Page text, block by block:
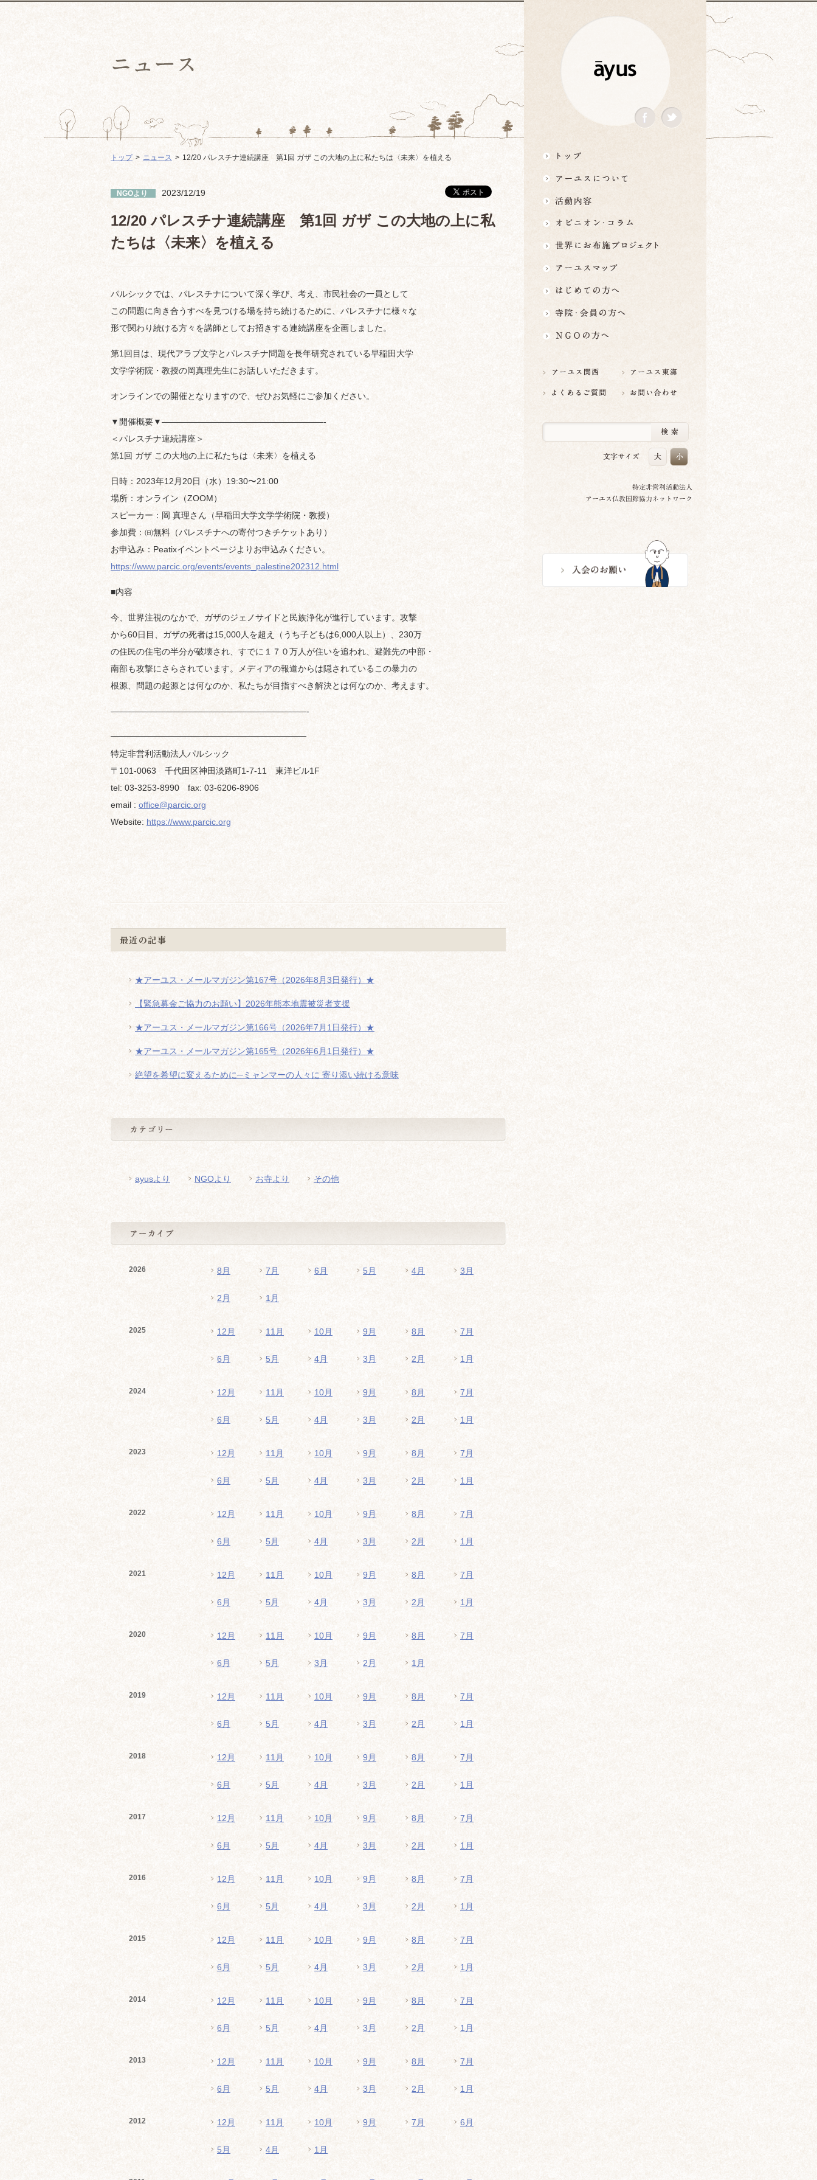
トップ ニュース 12/20 パレスチナ連続講座 第1回 ガザ この大地の上に私たちは〈未来〉を植える
NGOより 2023/12/19
12/20 パレスチナ連続講座 第1回 ガザ この大地の上に私
たちは〈未来〉を植える
パルシックでは、パレスチナについて深く学び、考え、市民社会の一員として
この問題に向き合うすべを見つける場を持ち続けるために、パレスチナに様々な
形で関わり続ける方々を講師としてお招きする連続講座を企画しました。
第1回目は、現代アラブ文学とパレスチナ問題を長年研究されている早稲田大学
文学学術院・教授の岡真理先生にお話しいただきます。
オンラインでの開催となりますので、ぜひお気軽にご参加ください。
▼開催概要▼———————————————————-
＜パレスチナ連続講座＞
第1回 ガザ この大地の上に私たちは〈未来〉を植える
日時：2023年12月20日（水）19:30〜21:00
場所：オンライン（ZOOM）
スピーカー：岡 真理さん（早稲田大学文学学術院・教授）
参加費：㈰無料（パレスチナへの寄付つきチケットあり）
お申込み：Peatixイベントページよりお申込みください。
https://www.parcic.org/events/events_palestine202312.html
■内容
今、世界注視のなかで、ガザのジェノサイドと民族浄化が進行しています。攻撃
から60日目、ガザの死者は15,000人を超え（うち子どもは6,000人以上）、230万
の住民の住宅の半分が破壊され、すでに１７０万人が住いを追われ、避難先の中部・
南部も攻撃にさらされています。メディアの報道からは隠されているこの暴力の
根源、問題の起源とは何なのか、私たちが目指すべき解決とは何なのか、考えます。
———————————————————————-
━━━━━━━━━━━━━━━━━━━━━━━
特定非営利活動法人パルシック
〒101-0063 千代田区神田淡路町1-7-11 東洋ビル1F
tel: 03-3253-8990 fax: 03-6206-8906
email : office@parcic.org
Website: https://www.parcic.org
最近の記事
★アーユス・メールマガジン第167号（2026年8月3日発行）★
【緊急募金ご協力のお願い】2026年熊本地震被災者支援
★アーユス・メールマガジン第166号（2026年7月1日発行）★
★アーユス・メールマガジン第165号（2026年6月1日発行）★
絶望を希望に変えるために─ミャンマーの人々に 寄り添い続ける意味
ayusより NGOより お寺より その他
2026 8月 7月 6月 5月 4月 3月
2月 1月
2025 12月 11月 10月 9月 8月 7月
6月 5月 4月 3月 2月 1月
2024 12月 11月 10月 9月 8月 7月
6月 5月 4月 3月 2月 1月
2023 12月 11月 10月 9月 8月 7月
6月 5月 4月 3月 2月 1月
2022 12月 11月 10月 9月 8月 7月
6月 5月 4月 3月 2月 1月
2021 12月 11月 10月 9月 8月 7月
6月 5月 4月 3月 2月 1月
2020 12月 11月 10月 9月 8月 7月
6月 5月 3月 2月 1月
2019 12月 11月 10月 9月 8月 7月
6月 5月 4月 3月 2月 1月
2018 12月 11月 10月 9月 8月 7月
6月 5月 4月 3月 2月 1月
2017 12月 11月 10月 9月 8月 7月
6月 5月 4月 3月 2月 1月
2016 12月 11月 10月 9月 8月 7月
6月 5月 4月 3月 2月 1月
2015 12月 11月 10月 9月 8月 7月
6月 5月 4月 3月 2月 1月
2014 12月 11月 10月 9月 8月 7月
6月 5月 4月 3月 2月 1月
2013 12月 11月 10月 9月 8月 7月
6月 5月 4月 3月 2月 1月
2012 12月 11月 10月 9月 7月 6月
5月 4月 1月